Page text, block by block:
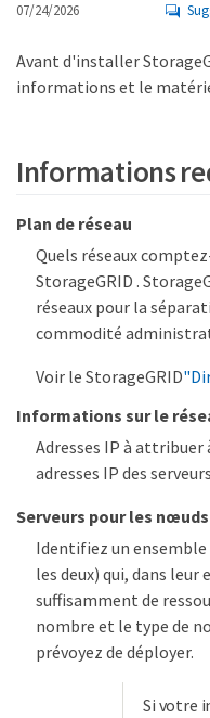
07/24/2026
Avant d'installer
informations et le
Informations
Plan de réseau
Quels réseaux
StorageGRID .
réseaux pour la
commodité
Voir le StorageGRID
Informations sur le
Adresses IP à
adresses IP des
Serveurs pour les
Identifiez un ensemble
les deux) qui, dans
suffisamment de
nombre et le type de
prévoyez de déployer.
Si votre